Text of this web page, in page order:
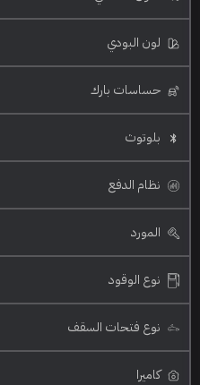
لون البودي
حساسات بارك
بلوتوث
نظام الدفع
المورد
نوع الوقود
نوع فتحات السقف
كاميرا